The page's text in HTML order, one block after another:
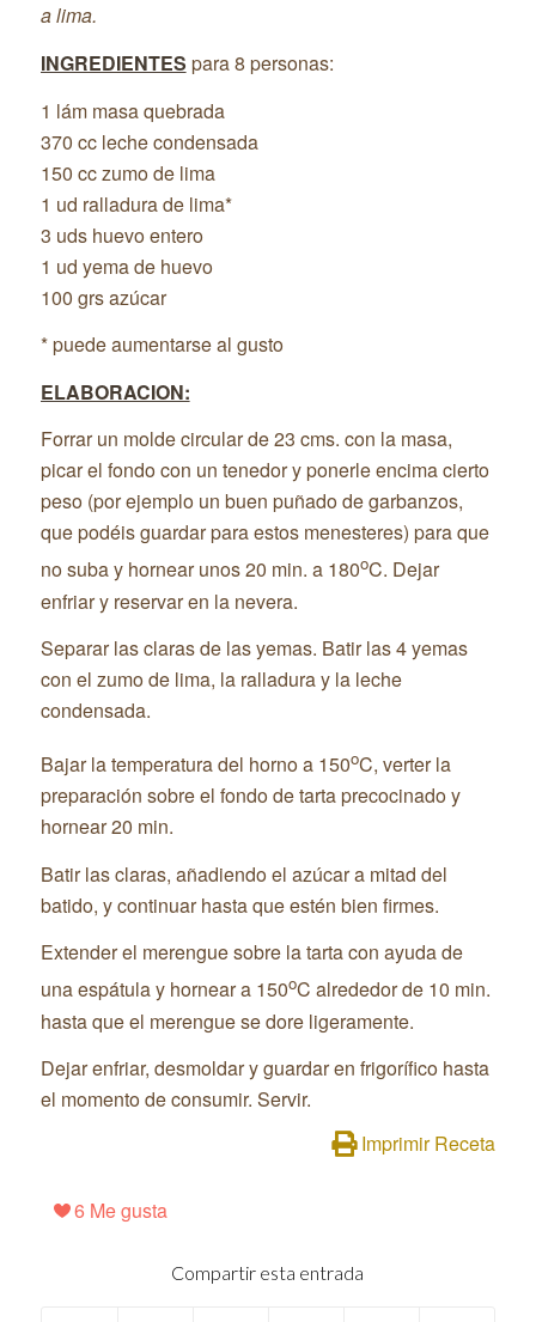
a lima.
INGREDIENTES para 8 personas:
1 lám masa quebrada
370 cc leche condensada
150 cc zumo de lima
1 ud ralladura de lima*
3 uds huevo entero
1 ud yema de huevo
100 grs azúcar
* puede aumentarse al gusto
ELABORACION:
Forrar un molde circular de 23 cms. con la masa,
picar el fondo con un tenedor y ponerle encima cierto
peso (por ejemplo un buen puñado de garbanzos,
que podéis guardar para estos menesteres) para que
no suba y hornear unos 20 min. a 180oC. Dejar
enfriar y reservar en la nevera.
Separar las claras de las yemas. Batir las 4 yemas
con el zumo de lima, la ralladura y la leche
condensada.
Bajar la temperatura del horno a 150oC, verter la
preparación sobre el fondo de tarta precocinado y
hornear 20 min.
Batir las claras, añadiendo el azúcar a mitad del
batido, y continuar hasta que estén bien firmes.
Extender el merengue sobre la tarta con ayuda de
una espátula y hornear a 150oC alrededor de 10 min.
hasta que el merengue se dore ligeramente.
Dejar enfriar, desmoldar y guardar en frigorífico hasta
el momento de consumir. Servir.
Imprimir Receta
6 Me gusta
Compartir esta entrada